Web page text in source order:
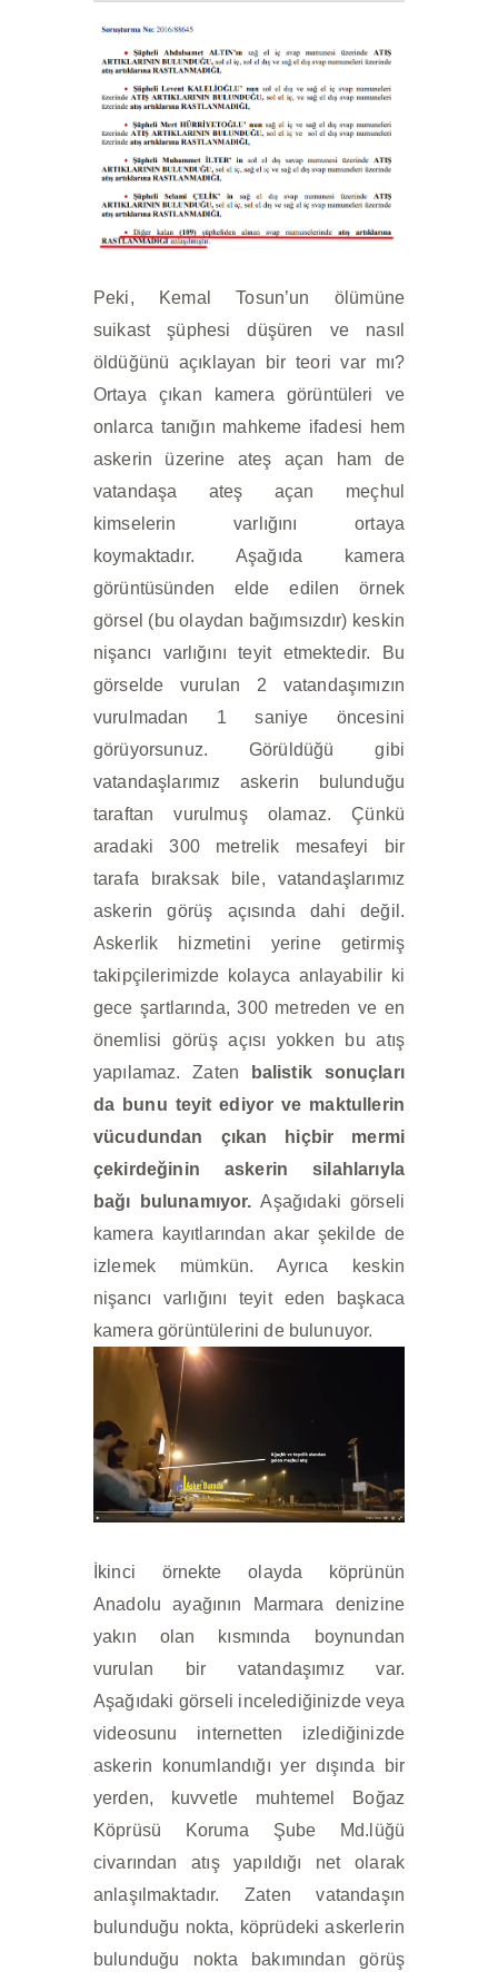
Peki, Kemal Tosun’un ölümüne
suikast şüphesi düşüren ve nasıl
öldüğünü açıklayan bir teori var mı?
Ortaya çıkan kamera görüntüleri ve
onlarca tanığın mahkeme ifadesi hem
askerin üzerine ateş açan ham de
vatandaşa ateş açan meçhul
kimselerin varlığını ortaya
koymaktadır. Aşağıda kamera
görüntüsünden elde edilen örnek
görsel (bu olaydan bağımsızdır) keskin
nişancı varlığını teyit etmektedir. Bu
görselde vurulan 2 vatandaşımızın
vurulmadan 1 saniye öncesini
görüyorsunuz. Görüldüğü gibi
vatandaşlarımız askerin bulunduğu
taraftan vurulmuş olamaz. Çünkü
aradaki 300 metrelik mesafeyi bir
tarafa bıraksak bile, vatandaşlarımız
askerin görüş açısında dahi değil.
Askerlik hizmetini yerine getirmiş
takipçilerimizde kolayca anlayabilir ki
gece şartlarında, 300 metreden ve en
önemlisi görüş açısı yokken bu atış
yapılamaz. Zaten
balistik sonuçları
da bunu teyit ediyor ve maktullerin
vücudundan çıkan hiçbir mermi
çekirdeğinin askerin silahlarıyla
bağı bulunamıyor.Aşağıdaki görseli
kamera kayıtlarından akar şekilde de
izlemek mümkün. Ayrıca keskin
nişancı varlığını teyit eden başkaca
kamera görüntülerini de bulunuyor.
İkinci örnekte olayda köprünün
Anadolu ayağının Marmara denizine
yakın olan kısmında boynundan
vurulan bir vatandaşımız var.
Aşağıdaki görseli incelediğinizde veya
videosunu internetten izlediğinizde
askerin konumlandığı yer dışında bir
yerden, kuvvetle muhtemel Boğaz
Köprüsü Koruma Şube Md.lüğü
civarından atış yapıldığı net olarak
anlaşılmaktadır. Zaten vatandaşın
bulunduğu nokta, köprüdeki askerlerin
bulunduğu nokta bakımından görüş